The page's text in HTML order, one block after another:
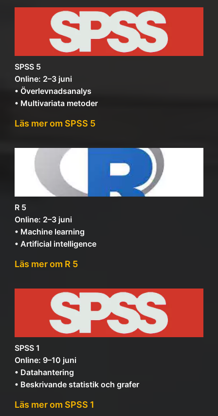
SPSS 5
Online: 2–3 juni
• Överlevnadsanalys
• Multivariata metoder
Läs mer om SPSS 5
R 5
Online: 2–3 juni
• Machine learning
• Artificial intelligence
Läs mer om R 5
SPSS 1
Online: 9–10 juni
• Datahantering
• Beskrivande statistik och grafer
Läs mer om SPSS 1